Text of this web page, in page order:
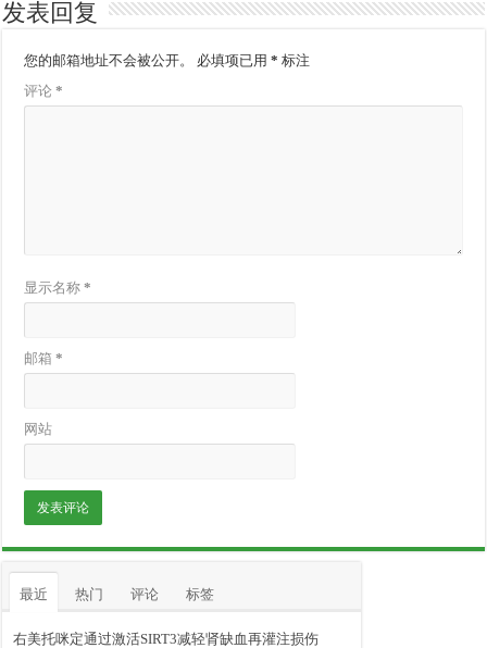
发表回复
您的邮箱地址不会被公开。 必填项已用* 标注
评论*
显示名称*
邮箱*
网站
最近 热门 评论 标签
右美托咪定通过激活SIRT3减轻肾缺血再灌注损伤